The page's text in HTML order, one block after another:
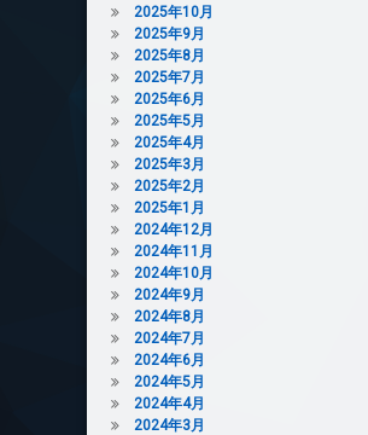
2025年10月
2025年9月
2025年8月
2025年7月
2025年6月
2025年5月
2025年4月
2025年3月
2025年2月
2025年1月
2024年12月
2024年11月
2024年10月
2024年9月
2024年8月
2024年7月
2024年6月
2024年5月
2024年4月
2024年3月